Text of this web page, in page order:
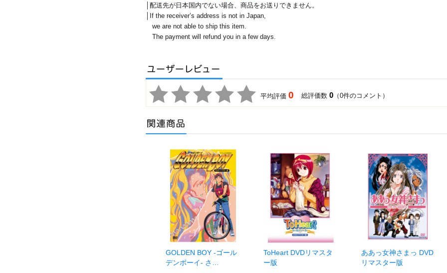
│配送先が日本国内でない場合、商品をお送りできません。
│If the receiver’s address is not in Japan,
we are not able to ship this item.
The payment will refund you in a few days.
平均評価0 総評価数0 （0件のコメント）
GOLDEN BOY -ゴール
デンボーイ- さ…
ToHeart DVDリマスタ
ー版
ああっ女神さまっ DVD
リマスター版